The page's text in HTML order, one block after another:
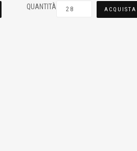
QUANTITÀ ACQUISTA